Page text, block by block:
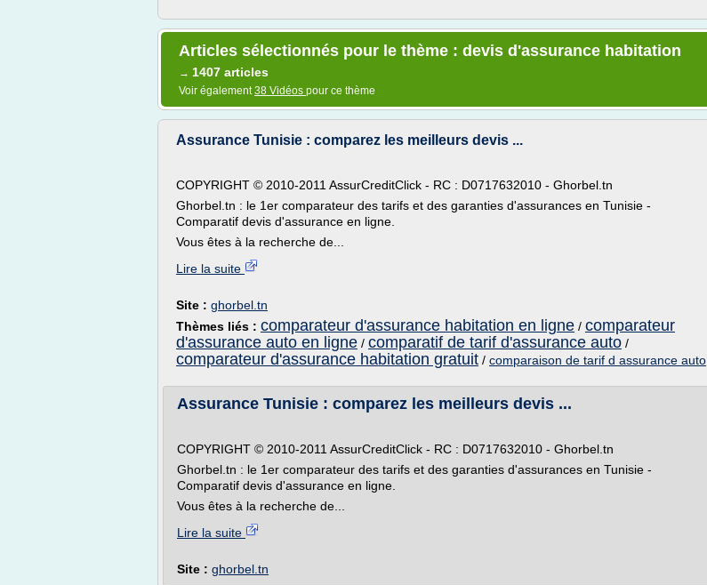
Articles sélectionnés pour le thème : devis d'assurance habitation
→ 1407 articles
Voir également38 Vidéos pour ce thème
Assurance Tunisie : comparez les meilleurs devis ...
COPYRIGHT © 2010-2011 AssurCreditClick - RC : D0717632010 - Ghorbel.tn
Ghorbel.tn : le 1er comparateur des tarifs et des garanties d'assurances en Tunisie -
Comparatif devis d'assurance en ligne.
Vous êtes à la recherche de...
Lire la suite
Site : ghorbel.tn
Thèmes liés : comparateur d'assurance habitation en ligne / comparateur
d'assurance auto en ligne / comparatif de tarif d'assurance auto /
comparateur d'assurance habitation gratuit / comparaison de tarif d assurance auto
Assurance Tunisie : comparez les meilleurs devis ...
COPYRIGHT © 2010-2011 AssurCreditClick - RC : D0717632010 - Ghorbel.tn
Ghorbel.tn : le 1er comparateur des tarifs et des garanties d'assurances en Tunisie -
Comparatif devis d'assurance en ligne.
Vous êtes à la recherche de...
Lire la suite
Site : ghorbel.tn